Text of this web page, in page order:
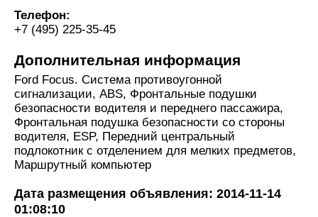
Телефон:
+7 (495) 225-35-45
Дополнительная информация
Ford Focus. Система противоугонной
сигнализации, ABS, Фронтальные подушки
безопасности водителя и переднего пассажира,
Фронтальная подушка безопасности со стороны
водителя, ESP, Передний центральный
подлокотник с отделением для мелких предметов,
Маршрутный компьютер
Дата размещения объявления: 2014-11-14
01:08:10